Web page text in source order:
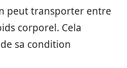
peut transporter entre
corporel. Cela
sa condition